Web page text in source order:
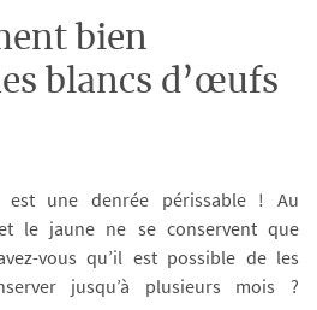
bien
blancs d’œufs
une denrée périssable ! Au
le jaune ne se conservent que
vous qu’il est possible de les
jusqu’à plusieurs mois ?